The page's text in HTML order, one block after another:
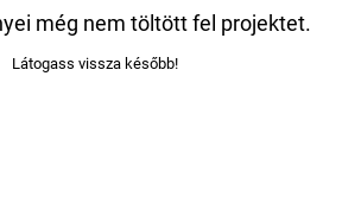
még nem töltött fel projektet.
Látogass vissza később!